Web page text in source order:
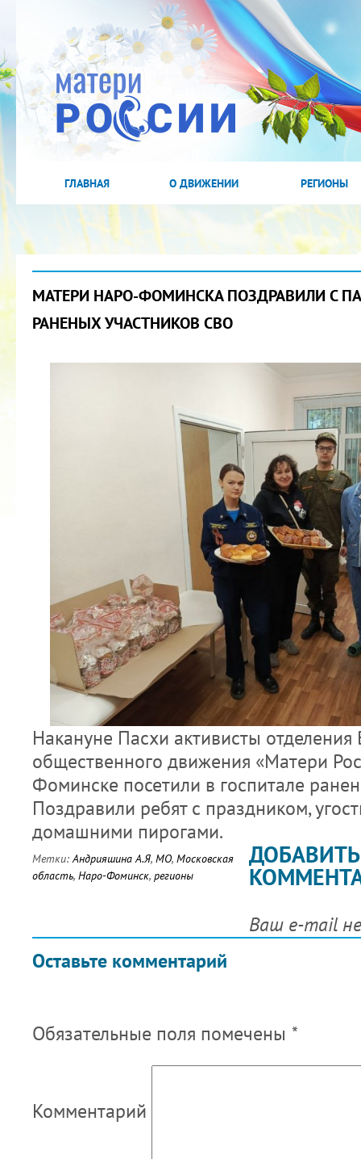
ГЛАВНАЯ О ДВИЖЕНИИ РЕГИОНЫ
МАТЕРИ НАРО-ФОМИНСКА ПОЗДРАВИЛИ С
РАНЕНЫХ УЧАСТНИКОВ СВО
Накануне Пасхи активисты отделения
общественного движения «Матери
Фоминске посетили в госпитале
Поздравили ребят с праздником,
домашними пирогами.
Метки:Андрияшина А.Я, МО, Московская
область, Наро-Фоминск, регионы
Оставьте комментарий
ДОБАВИТЬ
Ваш e-mail
Обязательные поля помечены *
Комментарий
2022 ГОД ПРОВОЗГЛАШЕН ГОДОМ
МАТЕРИ В ЯКУТИИ